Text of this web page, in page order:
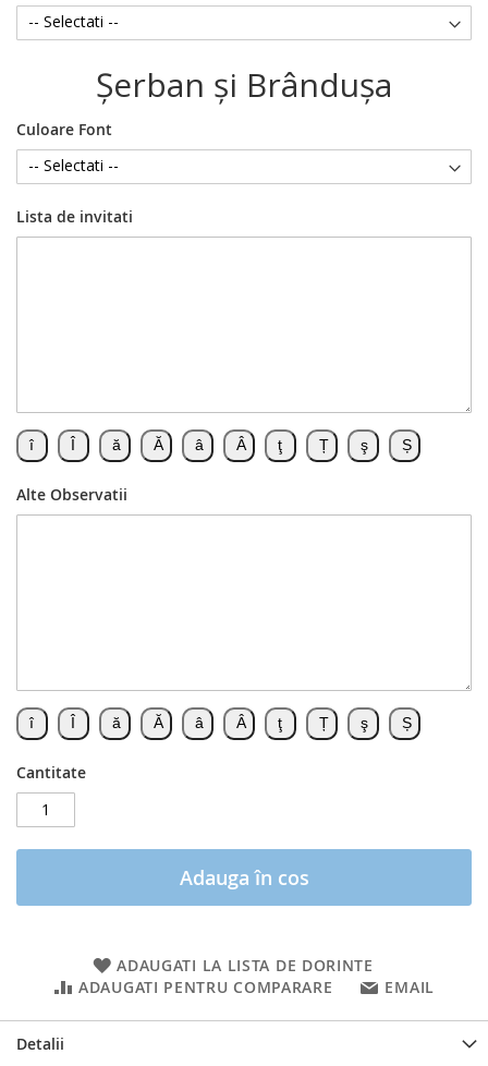
Şerban şi Brânduşa
Culoare Font
Lista de invitati
Alte Observatii
Cantitate
Adauga în cos
ADAUGATI LA LISTA DE DORINTE
ADAUGATI PENTRU COMPARARE
EMAIL
Detalii